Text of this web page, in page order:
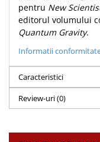
Viata din belsug
Viata de zi cu zi
Despre afaceri
Dezvoltare personala
Leadership
Mediu
Sanatate / nutritie
pentru New
editorul volumului
Quantum Gravity.
Informatii
Caracteristici
Review-uri(0)